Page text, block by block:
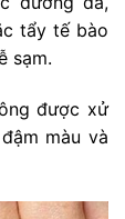
tẩy tế bào
sạm.
được xử
màu và